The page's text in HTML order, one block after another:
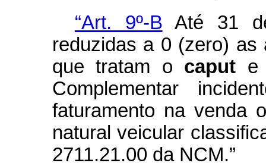
“Art. 9º-B Até 31
reduzidas a 0 (zero) as
que tratam o caput e
Complementar
faturamento na venda
natural veicular
2711.21.00 da NCM.”